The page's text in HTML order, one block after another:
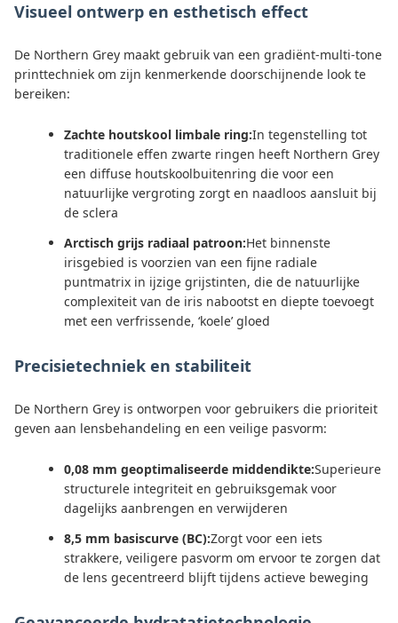
Visueel ontwerp en esthetisch effect
De Northern Grey maakt gebruik van een gradiënt-multi-tone
printtechniek om zijn kenmerkende doorschijnende look te
bereiken:
Zachte houtskool limbale ring:In tegenstelling tot
traditionele effen zwarte ringen heeft Northern Grey
een diffuse houtskoolbuitenring die voor een
natuurlijke vergroting zorgt en naadloos aansluit bij
de sclera
Arctisch grijs radiaal patroon:Het binnenste
irisgebied is voorzien van een fijne radiale
puntmatrix in ijzige grijstinten, die de natuurlijke
complexiteit van de iris nabootst en diepte toevoegt
met een verfrissende, ‘koele’ gloed
Precisietechniek en stabiliteit
De Northern Grey is ontworpen voor gebruikers die prioriteit
geven aan lensbehandeling en een veilige pasvorm:
0,08 mm geoptimaliseerde middendikte:Superieure
structurele integriteit en gebruiksgemak voor
dagelijks aanbrengen en verwijderen
8,5 mm basiscurve (BC):Zorgt voor een iets
strakkere, veiligere pasvorm om ervoor te zorgen dat
de lens gecentreerd blijft tijdens actieve beweging